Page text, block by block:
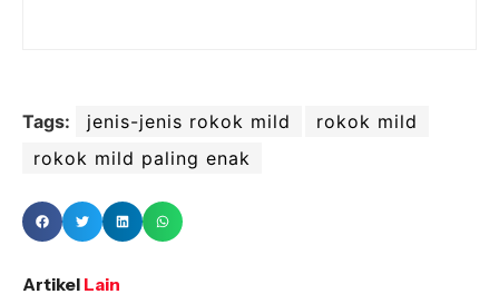
Tags: jenis-jenis rokok mild
rokok mild
rokok mild paling enak
Artikel Lain